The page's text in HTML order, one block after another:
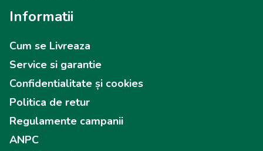
Informatii
Cum se Livreaza
Service si garantie
Confidentialitate și cookies
Politica de retur
Regulamente campanii
ANPC